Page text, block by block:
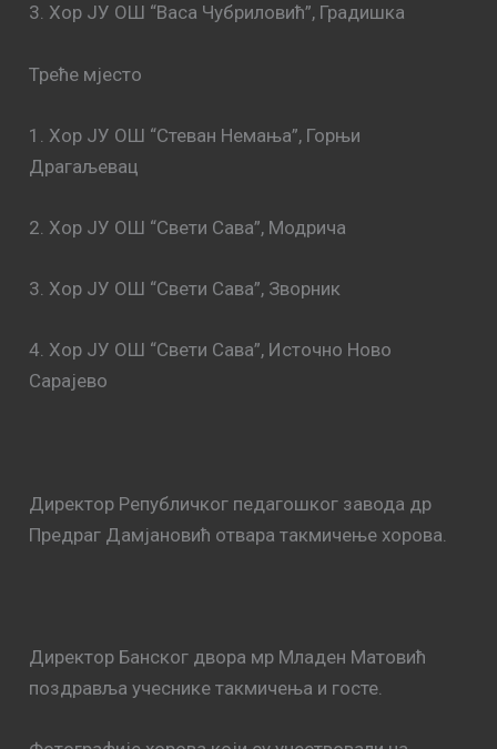
3. Хор ЈУ ОШ “Васа Чубриловић”, Градишка
Треће мјесто
1. Хор ЈУ ОШ “Стеван Немања”, Горњи
Драгаљевац
2. Хор ЈУ ОШ “Свети Сава”, Модрича
3. Хор ЈУ ОШ “Свети Сава”, Зворник
4. Хор ЈУ ОШ “Свети Сава”, Источно Ново
Сарајево
Директор Републичког педагошког завода др
Предраг Дамјановић отвара такмичење хорова.
Директор Банског двора мр Младен Матовић
поздравља учеснике такмичења и госте.